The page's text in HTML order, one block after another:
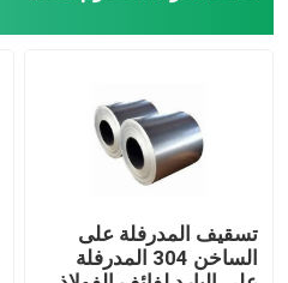
تسقيف المدرفلة على
الساخن 304 المدرفلة